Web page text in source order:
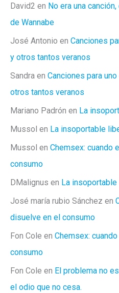
David2 en No era una
de Wannabe
José Antonio en Canciones
y otros tantos veranos
Sandra en Canciones para
otros tantos veranos
Mariano Padrón en La
Mussol en La insoportable
Mussol en Chemsex: cuando
consumo
DMalignus en La
José maría rubio Sánchez en
disuelve en el consumo
Fon Cole en Chemsex:
consumo
Fon Cole en El problema no
el odio que no cesa.